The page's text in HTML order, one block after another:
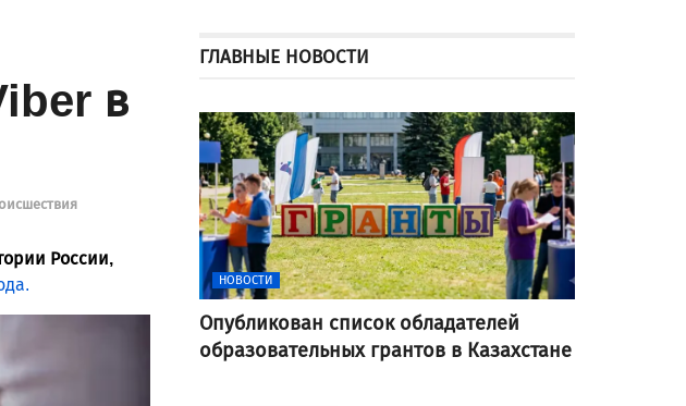
в
России,
ГЛАВНЫЕ НОВОСТИ
НОВОСТИ
Опубликован список обладателей
образовательных грантов в Казахстане